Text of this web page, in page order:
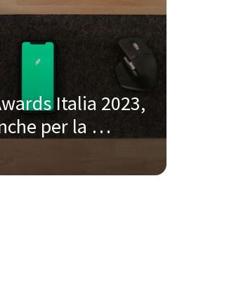
Italia 2023,
per la
ambientale